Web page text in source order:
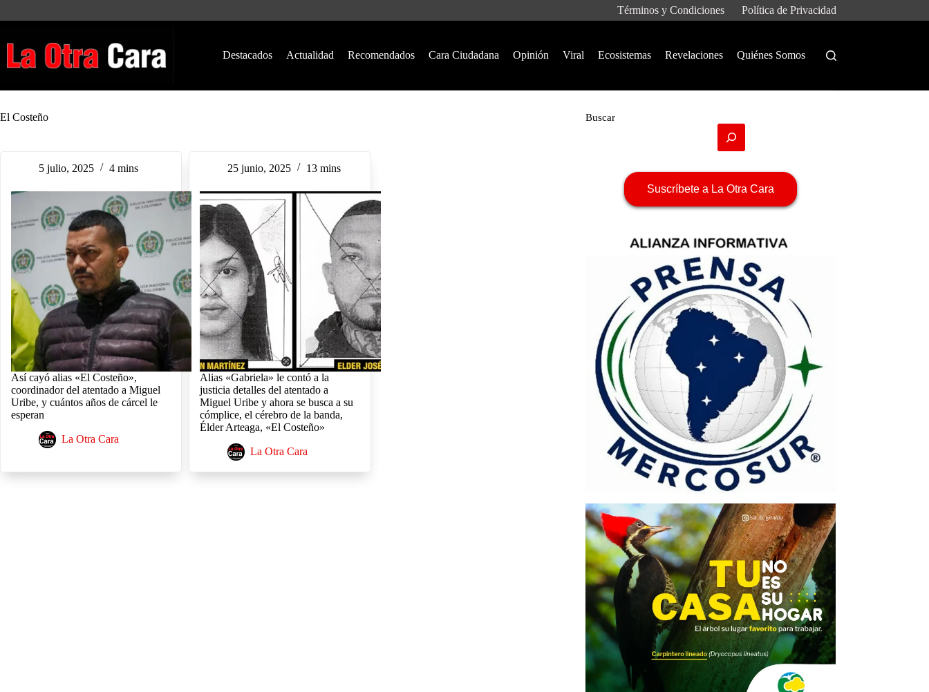
Términos y Condiciones Política de Privacidad
Destacados Actualidad Recomendados Cara Ciudadana Opinión Viral Ecosistemas Revelaciones Quiénes Somos
El Costeño
5 julio, 2025 4 mins
Así cayó alias «El Costeño»,
coordinador del atentado a Miguel
Uribe, y cuántos años de cárcel le
esperan
La Otra Cara
25 junio, 2025 13 mins
Alias «Gabriela» le contó a la
justicia detalles del atentado a
Miguel Uribe y ahora se busca a su
cómplice, el cérebro de la banda,
Élder Arteaga, «El Costeño»
La Otra Cara
Buscar
Suscríbete a La Otra Cara